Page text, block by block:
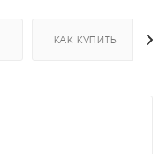
КАК КУПИТЬ